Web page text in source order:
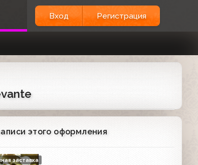
Вход Регистрация
этого оформления
заставка